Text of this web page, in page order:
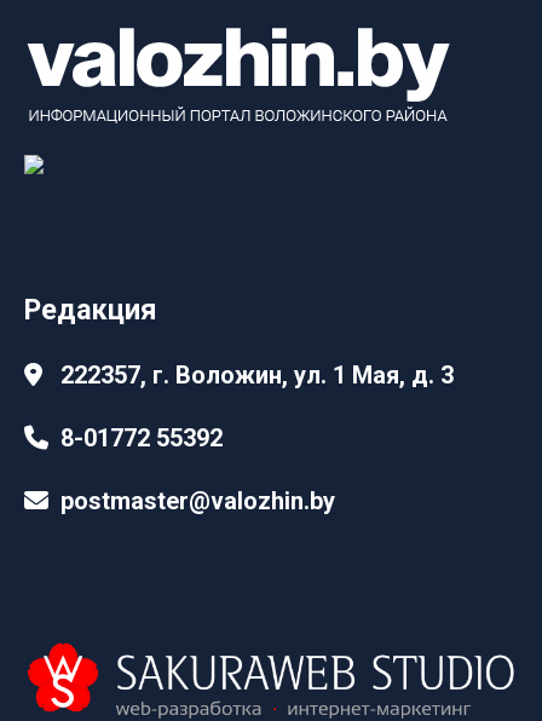
Редакция
222357, г. Воложин, ул. 1 Мая, д. 3
8-01772 55392
postmaster@valozhin.by